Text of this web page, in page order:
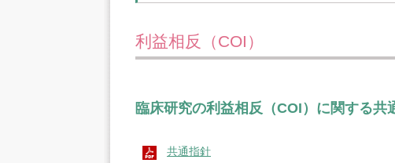
利益相反（COI）
臨床研究の利益相反（COI）に関する共
共通指針